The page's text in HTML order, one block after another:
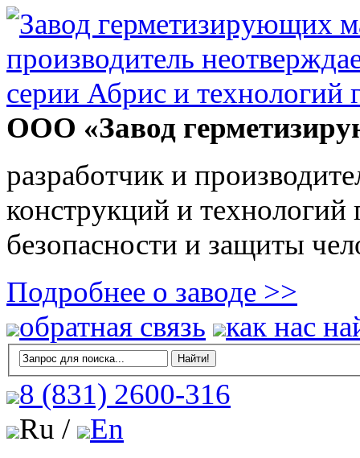
ООО «Завод
разработчик и
конструкций и
безопасности и защиты
Подробнее о заводе >>
обратная связь
как нас
8 (831) 2600-316
Ru /
En